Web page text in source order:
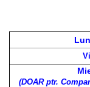
(DOAR ptr.